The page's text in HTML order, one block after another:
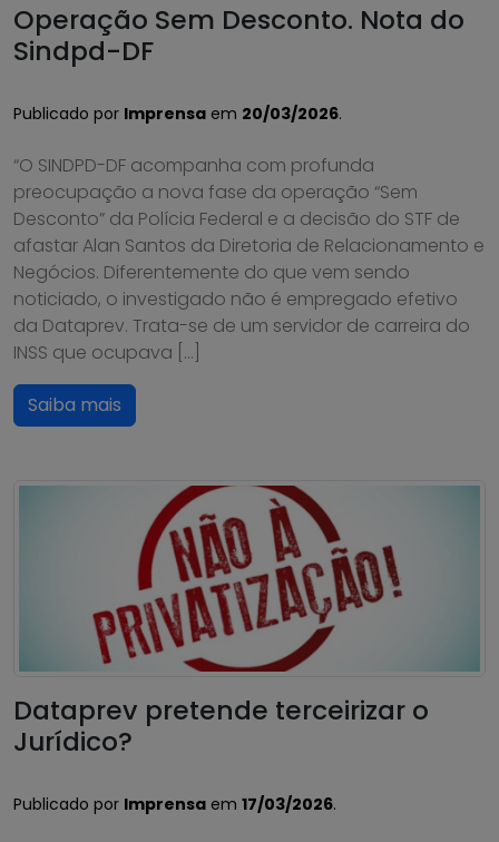
Operação Sem Desconto. Nota do
Sindpd-DF
Publicado por Imprensa em 20/03/2026.
“O SINDPD-DF acompanha com profunda
preocupação a nova fase da operação “Sem
Desconto” da Polícia Federal e a decisão do STF de
afastar Alan Santos da Diretoria de Relacionamento e
Negócios. Diferentemente do que vem sendo
noticiado, o investigado não é empregado efetivo
da Dataprev. Trata-se de um servidor de carreira do
INSS que ocupava […]
Saiba mais
Dataprev pretende terceirizar o
Jurídico?
Publicado por Imprensa em 17/03/2026.